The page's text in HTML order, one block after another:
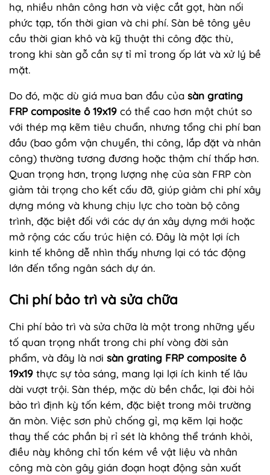
hạ, nhiều nhân công hơn và việc cắt gọt, hàn nối
phức tạp, tốn thời gian và chi phí. Sàn bê tông yêu
cầu thời gian khô và kỹ thuật thi công đặc thù,
trong khi sàn gỗ cần sự tỉ mỉ trong ốp lát và xử lý bề
mặt.
Do đó, mặc dù giá mua ban đầu của sàn grating
FRP composite ô 19x19 có thể cao hơn một chút so
với thép mạ kẽm tiêu chuẩn, nhưng tổng chi phí ban
đầu (bao gồm vận chuyển, thi công, lắp đặt và nhân
công) thường tương đương hoặc thậm chí thấp hơn.
Quan trọng hơn, trọng lượng nhẹ của sàn FRP còn
giảm tải trọng cho kết cấu đỡ, giúp giảm chi phí xây
dựng móng và khung chịu lực cho toàn bộ công
trình, đặc biệt đối với các dự án xây dựng mới hoặc
mở rộng các cấu trúc hiện có. Đây là một lợi ích
kinh tế không dễ nhìn thấy nhưng lại có tác động
lớn đến tổng ngân sách dự án.
Chi phí bảo trì và sửa chữa
Chi phí bảo trì và sửa chữa là một trong những yếu
tố quan trọng nhất trong chi phí vòng đời sản
phẩm, và đây là nơi sàn grating FRP composite ô
19x19 thực sự tỏa sáng, mang lại lợi ích kinh tế lâu
dài vượt trội. Sàn thép, mặc dù bền chắc, lại đòi hỏi
bảo trì định kỳ tốn kém, đặc biệt trong môi trường
ăn mòn. Việc sơn phủ chống gỉ, mạ kẽm lại hoặc
thay thế các phần bị rỉ sét là không thể tránh khỏi,
điều này không chỉ tốn kém về vật liệu và nhân
công mà còn gây gián đoạn hoạt động sản xuất